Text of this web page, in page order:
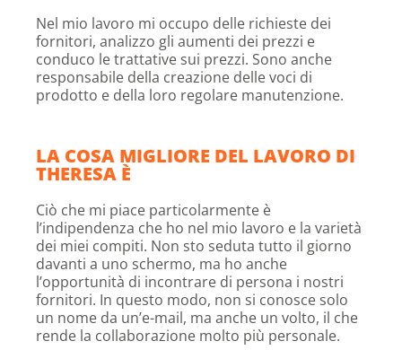
Nel mio lavoro mi occupo delle richieste dei
fornitori, analizzo gli aumenti dei prezzi e
conduco le trattative sui prezzi. Sono anche
responsabile della creazione delle voci di
prodotto e della loro regolare manutenzione.
LA COSA MIGLIORE DEL LAVORO DI
THERESA È
Ciò che mi piace particolarmente è
l’indipendenza che ho nel mio lavoro e la varietà
dei miei compiti. Non sto seduta tutto il giorno
davanti a uno schermo, ma ho anche
l’opportunità di incontrare di persona i nostri
fornitori. In questo modo, non si conosce solo
un nome da un’e-mail, ma anche un volto, il che
rende la collaborazione molto più personale.